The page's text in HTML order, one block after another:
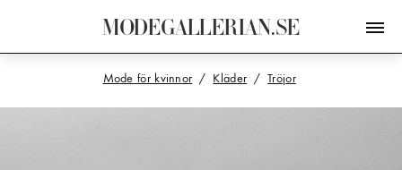
MODEGALLERIAN.SE
Mode för kvinnor Kläder Tröjor